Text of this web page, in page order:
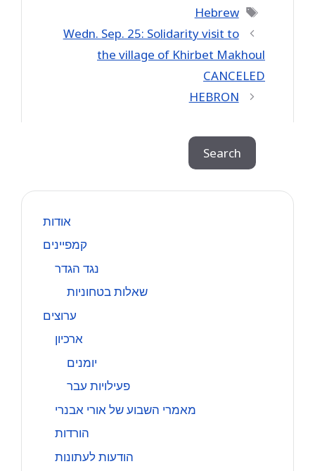
Tags
Hebrew
Wedn. Sep. 25: Solidarity visit to
the village of Khirbet Makhoul
CANCELED
HEBRON
Search
אודות
קמפיינים
נגד הגדר
שאלות בטחוניות
ערוצים
ארכיון
יומנים
פעילויות עבר
מאמרי השבוע של אורי אבנרי
הורדות
הודעות לעתונות